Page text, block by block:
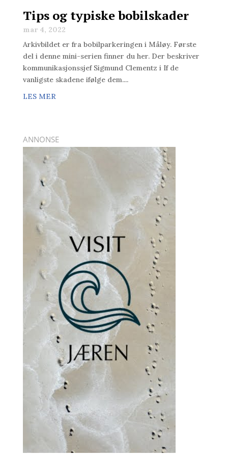
Tips og typiske bobilskader
mar 4, 2022
Arkivbildet er fra bobilparkeringen i Måløy. Første
del i denne mini-serien finner du her. Der beskriver
kommunikasjonssjef Sigmund Clementz i If de
vanligste skadene ifølge dem....
LES MER